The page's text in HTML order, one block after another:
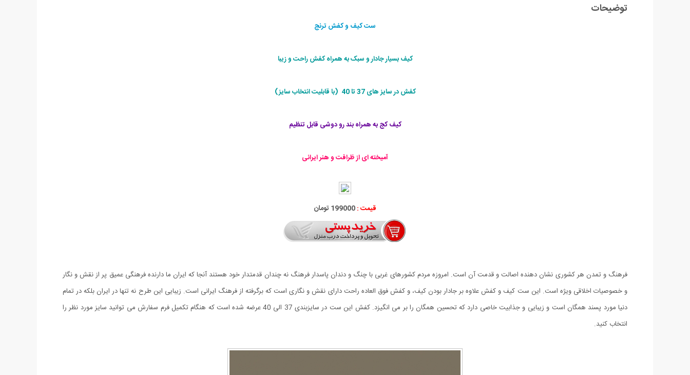
توضیحات
ست کیف و کفش ترنج
کيف بسيار جادار و سبک به همراه کفش راحت و زیبا
کفش در سایز های 37 تا 40 (با قابليت انتخاب سايز)
کیف کج به همراه بند رو دوشی قابل تنظیم
آمیخته ای از ظرافت و هنر ایرانی
قیمت :199000 تومان
فرهنگ و تمدن هر کشوری نشان دهنده اصالت و قدمت آن است. امروزه مردم کشورهای غربی با چنگ و دندان پاسدار فرهنگ نه چندان قدمتدار خود هستند آنجا که ایران ما دارنده فرهنگی عمیق پر از نقش و نگار
و خصوصیات اخلاقی ویژه است. این ست کیف و کفش علاوه بر جادار بودن کیف، و کفش فوق العاده راحت دارای نقش و نگاری است که برگرفته از فرهنگ ایرانی است. زیبایی این طرح نه تنها در ایران بلکه در تمام
دنیا مورد پسند همگان است و زیبایی و جذابیت خاصی دارد که تحسین همگان را بر می انگیزد. کفش این ست در سایزبندی 37 الی 40 عرضه شده است که هنگام تکمیل فرم سفارش می توانید سایز مورد نظر را
انتخاب کنید.